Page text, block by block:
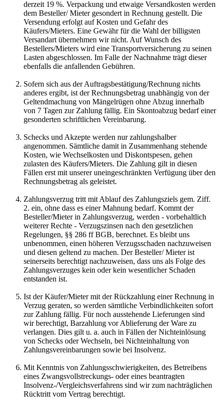
derzeit 19 %. Verpackung und etwaige Versandkosten werden
dem Besteller/ Mieter gesondert in Rechnung gestellt. Die
Versendung erfolgt auf Kosten und Gefahr des
Käufers/Mieters. Eine Gewähr für die Wahl der billigsten
Versandart übernehmen wir nicht. Auf Wunsch des
Bestellers/Mieters wird eine Transportversicherung zu seinen
Lasten abgeschlossen. Im Falle der Nachnahme trägt dieser
ebenfalls die anfallenden Gebühren.
Sofern sich aus der Auftragsbestätigung/Rechnung nichts
anderes ergibt, ist der Rechnungsbetrag unabhängig von der
Geltendmachung von Mängelrügen ohne Abzug innerhalb
von 7 Tagen zur Zahlung fällig. Ein Skontoabzug bedarf einer
gesonderten schriftlichen Vereinbarung.
Schecks und Akzepte werden nur zahlungshalber
angenommen. Sämtliche damit in Zusammenhang stehende
Kosten, wie Wechselkosten und Diskontspesen, gehen
zulasten des Käufers/Mieters. Die Zahlung gilt in diesen
Fällen erst mit unserer uneingeschränkten Verfügung über den
Rechnungsbetrag als geleistet.
Zahlungsverzug tritt mit Ablauf des Zahlungsziels gem. Ziff.
2. ein, ohne dass es einer Mahnung bedarf. Kommt der
Besteller/Mieter in Zahlungsverzug, werden - vorbehaltlich
weiterer Rechte - Verzugszinsen nach den gesetzlichen
Regelungen, §§ 286 ff BGB, berechnet. Es bleibt uns
unbenommen, einen höheren Verzugsschaden nachzuweisen
und diesen geltend zu machen. Der Besteller/ Mieter ist
seinerseits berechtigt nachzuweisen, dass uns als Folge des
Zahlungsverzuges kein oder kein wesentlicher Schaden
entstanden ist.
Ist der Käufer/Mieter mit der Rückzahlung einer Rechnung in
Verzug geraten, so werden sämtliche Verbindlichkeiten sofort
zur Zahlung fällig. Für noch ausstehende Lieferungen sind
wir berechtigt, Barzahlung vor Ablieferung der Ware zu
verlangen. Dies gilt u. a. auch in Fällen der Nichteinlösung
von Schecks oder Wechseln, bei Nichteinhaltung von
Zahlungsvereinbarungen sowie bei Insolvenz.
Mit Kenntnis von Zahlungsschwierigkeiten, des Betreibens
eines Zwangsvollstreckungs- oder eines beantragten
Insolvenz-/Vergleichsverfahrens sind wir zum nachträglichen
Rücktritt vom Vertrag berechtigt.